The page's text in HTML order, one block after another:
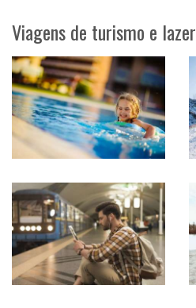
Viagens de turismo e lazer